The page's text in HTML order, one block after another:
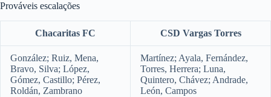
Prováveis escalações
Chacaritas FC CSD Vargas Torres
González; Ruiz, Mena,
Bravo, Silva; López,
Gómez, Castillo; Pérez,
Roldán, Zambrano
Martínez; Ayala, Fernández,
Torres, Herrera; Luna,
Quintero, Chávez; Andrade,
León, Campos